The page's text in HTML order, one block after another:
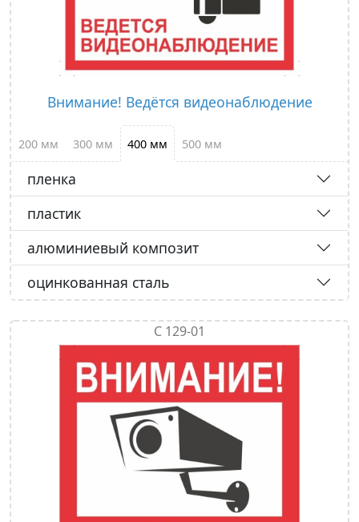
Внимание! Ведётся видеонаблюдение
200 мм 300 мм 400 мм 500 мм
пленка
пластик
алюминиевый композит
оцинкованная сталь
С 129-01